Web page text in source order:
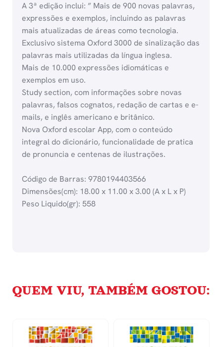
A 3ª edição inclui: ” Mais de 900 novas palavras,
expressões e exemplos, incluindo as palavras
mais atualizadas de áreas como tecnologia.
Exclusivo sistema Oxford 3000 de sinalização das
palavras mais utilizadas da língua inglesa.
Mais de 10.000 expressões idiomáticas e
exemplos em uso.
Study section, com informações sobre novas
palavras, falsos cognatos, redação de cartas e e-
mails, e inglês americano e britânico.
Nova Oxford escolar App, com o conteúdo
integral do dicionário, funcionalidade de pratica
de pronuncia e centenas de ilustrações.
Código de Barras: 9780194403566
Dimensões(cm): 18.00 x 11.00 x 3.00 (A x L x P)
Peso Liquido(gr): 558
QUEM VIU, TAMBÉM GOSTOU: